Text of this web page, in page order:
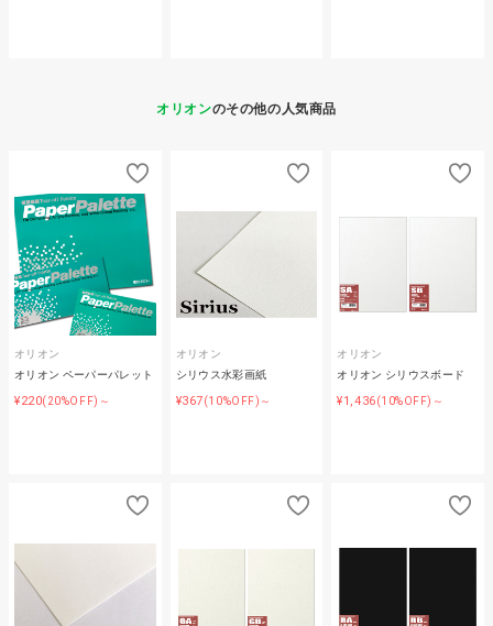
オリオンのその他の人気商品
オリオン
オリオン ペーパーパレット
¥220(20%OFF)～
オリオン
シリウス水彩画紙
¥367(10%OFF)～
オリオン
オリオン シリウスボード
¥1,436(10%OFF)～